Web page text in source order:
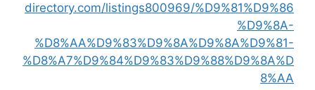
directory.com/listings800969/%D9%81%D9%86
%D9%8A-
%D8%AA%D9%83%D9%8A%D9%8A%D9%81-
%D8%A7%D9%84%D9%83%D9%88%D9%8A%D
8%AA